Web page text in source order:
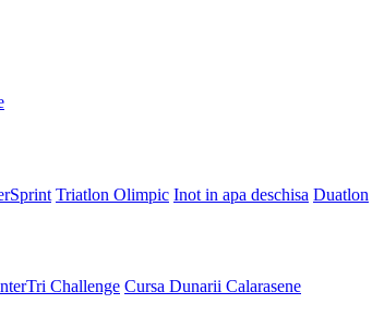
Triatlon Olimpic Inot in apa deschisa Duatlon
Challenge Cursa Dunarii Calarasene